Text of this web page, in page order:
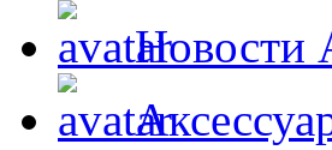
Новости